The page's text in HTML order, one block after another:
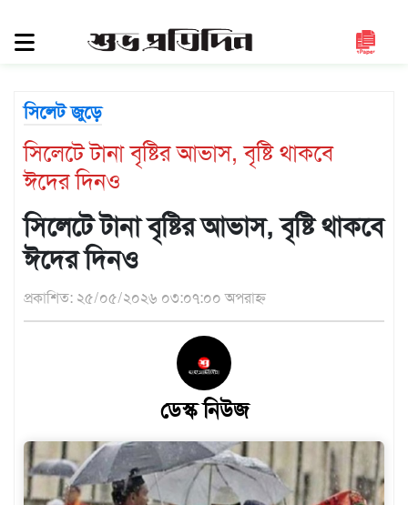
সিলেট
মৌলভীবাজার
হবিগঞ্জ
জাতীয়
রাজনীতি
দেশজুড়ে
আন্তর্জাতিক
বিনোদন
এক্সক্লুসিভ
সিলেট জুড়ে
সিলেটে টানা বৃষ্টির আভাস, বৃষ্টি থাকবে
ঈদের দিনও
সিলেটে টানা বৃষ্টির আভাস, বৃষ্টি থাকবে
ঈদের দিনও
প্রকাশিত: ২৫/০৫/২০২৬ ০৩:০৭:০০ অপরাহ্ন
ডেস্ক নিউজ